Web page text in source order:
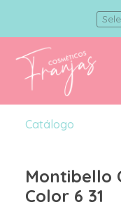
Catálogo
Montibello
Color 6 31